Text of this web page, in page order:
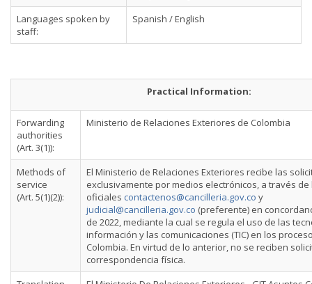
Languages spoken by
staff:
Spanish / English
Practical Information:
Forwarding
authorities
(Art. 3(1)):
Ministerio de Relaciones Exteriores de Colombia
Methods of
service
(Art. 5(1)(2)):
El Ministerio de Relaciones Exteriores recibe las
exclusivamente por medios electrónicos, a través
oficiales contactenos@cancilleria.gov.co y
judicial@cancilleria.gov.co (preferente) en
de 2022, mediante la cual se regula el uso de las
información y las comunicaciones (TIC) en los
Colombia. En virtud de lo anterior, no se reciben
correspondencia física.